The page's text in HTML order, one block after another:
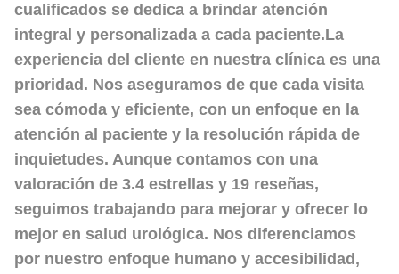
cualificados se dedica a brindar atención
integral y personalizada a cada paciente.La
experiencia del cliente en nuestra clínica es una
prioridad. Nos aseguramos de que cada visita
sea cómoda y eficiente, con un enfoque en la
atención al paciente y la resolución rápida de
inquietudes. Aunque contamos con una
valoración de 3.4 estrellas y 19 reseñas,
seguimos trabajando para mejorar y ofrecer lo
mejor en salud urológica. Nos diferenciamos
por nuestro enfoque humano y accesibilidad,